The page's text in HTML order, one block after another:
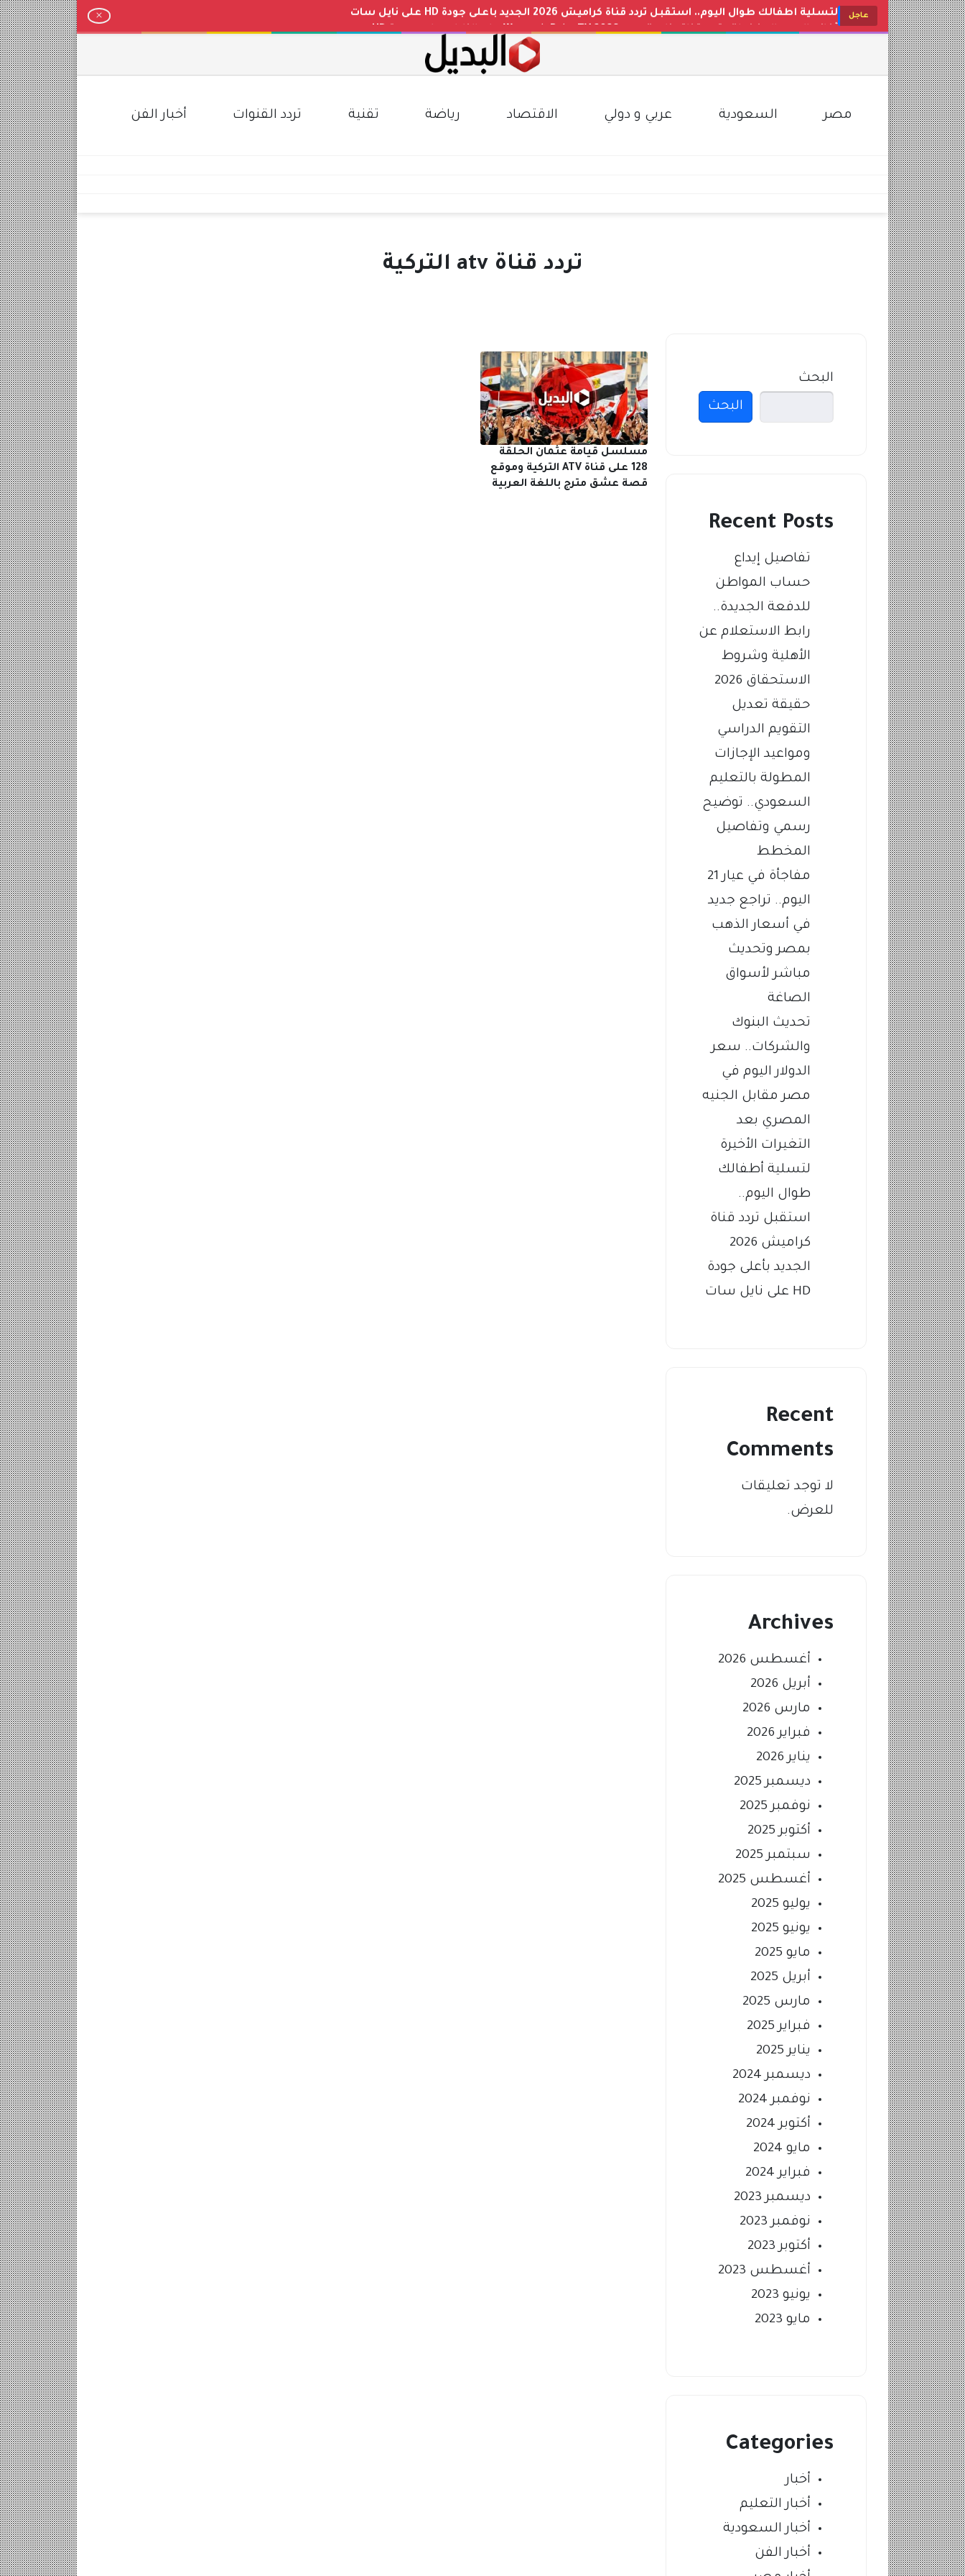
عاجل
أغاني البيبي المفضلة.. تردد قناة وناسة بيبي 2026 Wanasah Baby TV على النايل سات بجودة HD
أغاني البيبي المفضلة.. تردد قناة طيور الجنة 2026 Toyor Al-Janah على نايل سات
رابط الاستعلام عن نتائج الامتحانات برقم الجلوس والاسم عبر موقع الوزارة
مصر السعودية عربي و دولي الاقتصاد رياضة تقنية تردد القنوات أخبار الفن
تردد قناة atv التركية
البحث
البحث
Recent Posts
تفاصيل إيداع
حساب المواطن
للدفعة الجديدة..
رابط الاستعلام عن
الأهلية وشروط
الاستحقاق 2026
حقيقة تعديل
التقويم الدراسي
ومواعيد الإجازات
المطولة بالتعليم
السعودي.. توضيح
رسمي وتفاصيل
المخطط
مفاجأة في عيار 21
اليوم.. تراجع جديد
في أسعار الذهب
بمصر وتحديث
مباشر لأسواق
الصاغة
تحديث البنوك
والشركات.. سعر
الدولار اليوم في
مصر مقابل الجنيه
المصري بعد
التغيرات الأخيرة
لتسلية أطفالك
طوال اليوم..
استقبل تردد قناة
كراميش 2026
الجديد بأعلى جودة
HD على نايل سات
Recent
Comments
لا توجد تعليقات
للعرض.
Archives
أغسطس 2026
أبريل 2026
مارس 2026
فبراير 2026
يناير 2026
ديسمبر 2025
نوفمبر 2025
أكتوبر 2025
سبتمبر 2025
أغسطس 2025
يوليو 2025
يونيو 2025
مايو 2025
أبريل 2025
مارس 2025
فبراير 2025
يناير 2025
ديسمبر 2024
نوفمبر 2024
أكتوبر 2024
مايو 2024
فبراير 2024
ديسمبر 2023
نوفمبر 2023
أكتوبر 2023
أغسطس 2023
يونيو 2023
مايو 2023
Categories
أخبار
أخبار التعليم
أخبار السعودية
أخبار الفن
مسلسل قيامة عثمان الحلقة
128 على قناة ATV التركية وموقع
قصة عشق مترج باللغة العربية